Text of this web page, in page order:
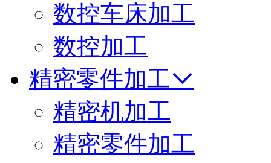
数控车床加工
数控加工
精密零件加工
精密机加工
精密零件加工